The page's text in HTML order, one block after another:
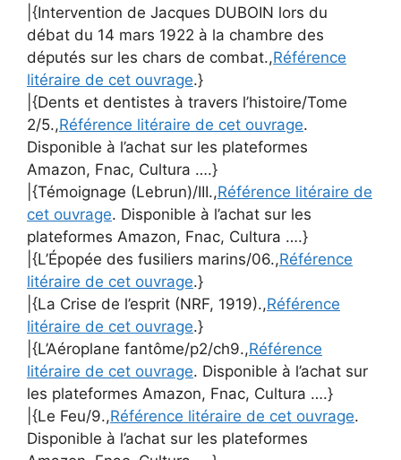
|{Intervention de Jacques DUBOIN lors du
débat du 14 mars 1922 à la chambre des
députés sur les chars de combat.,Référence
litéraire de cet ouvrage.}
|{Dents et dentistes à travers l’histoire/Tome
2/5.,Référence litéraire de cet ouvrage.
Disponible à l’achat sur les plateformes
Amazon, Fnac, Cultura ….}
|{Témoignage (Lebrun)/III.,Référence litéraire de
cet ouvrage. Disponible à l’achat sur les
plateformes Amazon, Fnac, Cultura ….}
|{L’Épopée des fusiliers marins/06.,Référence
litéraire de cet ouvrage.}
|{La Crise de l’esprit (NRF, 1919).,Référence
litéraire de cet ouvrage.}
|{L’Aéroplane fantôme/p2/ch9.,Référence
litéraire de cet ouvrage. Disponible à l’achat sur
les plateformes Amazon, Fnac, Cultura ….}
|{Le Feu/9.,Référence litéraire de cet ouvrage.
Disponible à l’achat sur les plateformes